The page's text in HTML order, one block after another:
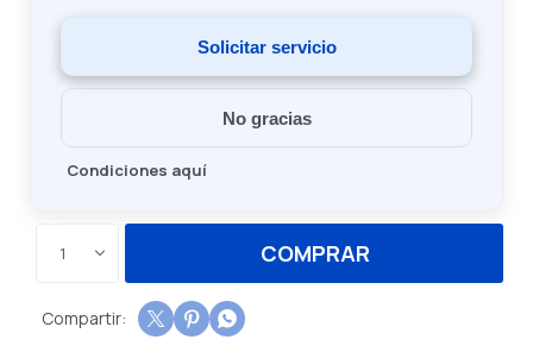
Solicitar servicio
No gracias
Condiciones aquí
1 COMPRAR
  